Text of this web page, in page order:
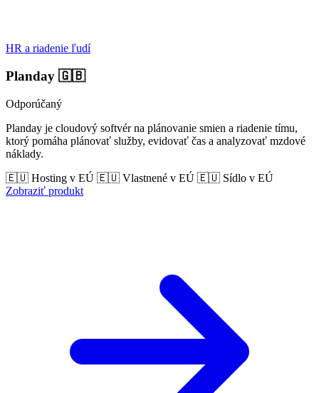
HR a riadenie ľudí
Planday 🇬🇧
Odporúčaný
Planday je cloudový softvér na plánovanie smien a riadenie tímu,
ktorý pomáha plánovať služby, evidovať čas a analyzovať mzdové
náklady.
🇪🇺 Hosting v EÚ 🇪🇺 Vlastnené v EÚ 🇪🇺 Sídlo v EÚ
Zobraziť produkt